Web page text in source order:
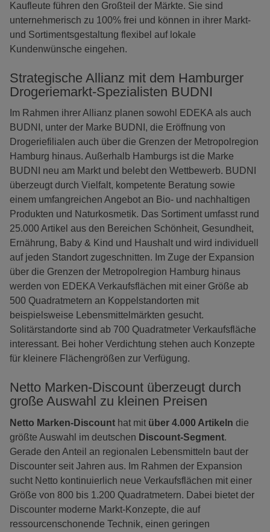
Kaufleute führen den Großteil der Märkte. Sie sind
unternehmerisch zu 100% frei und können in ihrer Markt-
und Sortimentsgestaltung flexibel auf lokale
Kundenwünsche eingehen.
Strategische Allianz mit dem Hamburger
Drogeriemarkt-Spezialisten BUDNI
Im Rahmen ihrer Allianz planen sowohl EDEKA als auch
BUDNI, unter der Marke BUDNI, die Eröffnung von
Drogeriefilialen auch über die Grenzen der Metropolregion
Hamburg hinaus. Außerhalb Hamburgs ist die Marke
BUDNI neu am Markt und belebt den Wettbewerb. BUDNI
überzeugt durch Vielfalt, kompetente Beratung sowie
einem umfangreichen Angebot an Bio- und nachhaltigen
Produkten und Naturkosmetik. Das Sortiment umfasst rund
25.000 Artikel aus den Bereichen Schönheit, Gesundheit,
Ernährung, Baby & Kind und Haushalt und wird individuell
auf jeden Standort zugeschnitten. Im Zuge der Expansion
über die Grenzen der Metropolregion Hamburg hinaus
werden von EDEKA Verkaufsflächen mit einer Größe ab
500 Quadratmetern an Koppelstandorten mit
beispielsweise Lebensmittelmärkten gesucht.
Solitärstandorte sind ab 700 Quadratmeter Verkaufsfläche
interessant. Bei hoher Verdichtung stehen auch Konzepte
für kleinere Flächengrößen zur Verfügung.
Netto Marken-Discount überzeugt durch
große Auswahl zu kleinen Preisen
Netto Marken-Discount hat mit über 4.000 Artikeln die
größte Auswahl im deutschen Discount-Segment.
Gerade den Anteil an regionalen Lebensmitteln baut der
Discounter seit Jahren aus. Im Rahmen der Expansion
sucht Netto kontinuierlich neue Verkaufsflächen mit einer
Größe von 800 bis 1.200 Quadratmetern. Dabei bietet der
Discounter moderne Markt-Konzepte, die auf
ressourcenschonende Technik, einen geringen